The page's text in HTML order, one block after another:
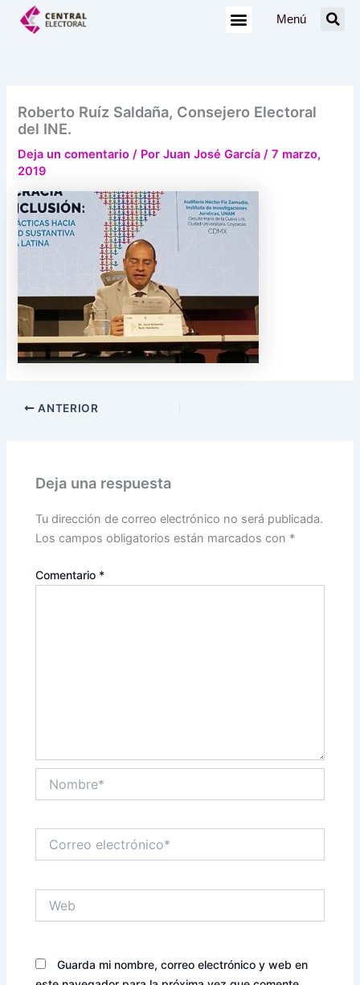
Menú
Roberto Ruíz Saldaña, Consejero Electoral
del INE.
Deja un comentario / PorJuan José García/7 marzo,
2019
ANTERIOR
Deja una respuesta
Tu dirección de correo electrónico no será publicada.
Los campos obligatorios están marcados con *
Comentario *
electrónico*
Guarda mi nombre, correo electrónico y web en